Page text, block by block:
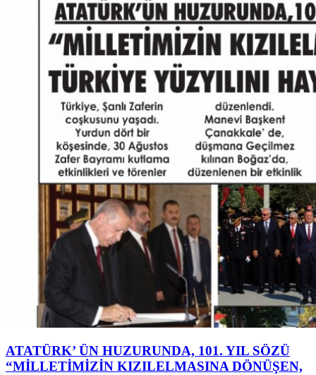
ATATÜRK’ ÜN HUZURUNDA, 101. YIL SÖZÜ
“MİLLETİMİZİN KIZILELMASINA DÖNÜŞEN,